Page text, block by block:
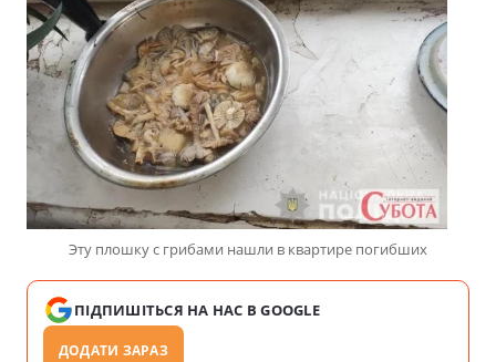
Эту плошку с грибами нашли в квартире погибших
ПІДПИШІТЬСЯ НА НАС В GOOGLE
ДОДАТИ ЗАРАЗ